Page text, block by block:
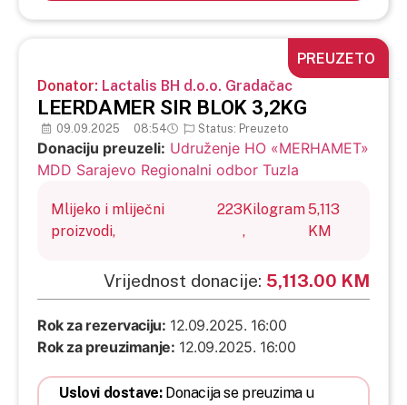
PREUZETO
Donator: Lactalis BH d.o.o. Gradačac
LEERDAMER SIR BLOK 3,2KG
09.09.2025 08:54 Status: Preuzeto
Donaciju preuzeli: Udruženje HO «MERHAMET»
MDD Sarajevo Regionalni odbor Tuzla
Mlijeko i mliječni
proizvodi,
223Kilogram
,
5,113
KM
Vrijednost donacije: 5,113.00 KM
Rok za rezervaciju: 12.09.2025. 16:00
Rok za preuzimanje: 12.09.2025. 16:00
Uslovi dostave:Donacija se preuzima u